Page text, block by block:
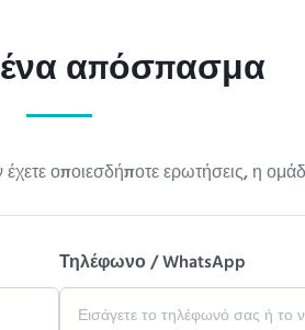
απόσπασμα
οποιεσδήποτε ερωτήσεις, η
Τηλέφωνο / WhatsApp